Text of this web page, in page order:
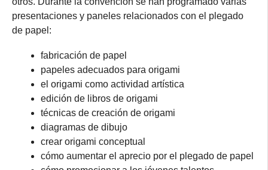
presentaciones y paneles relacionados con el plegado
de papel:
fabricación de papel
papeles adecuados para origami
el origami como actividad artística
edición de libros de origami
técnicas de creación de origami
diagramas de dibujo
crear origami conceptual
cómo aumentar el aprecio por el plegado de papel